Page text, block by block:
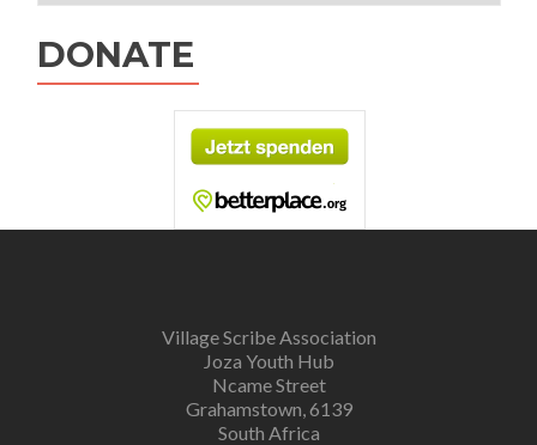
DONATE
Village Scribe Association
Joza Youth Hub
Ncame Street
Grahamstown, 6139
South Africa